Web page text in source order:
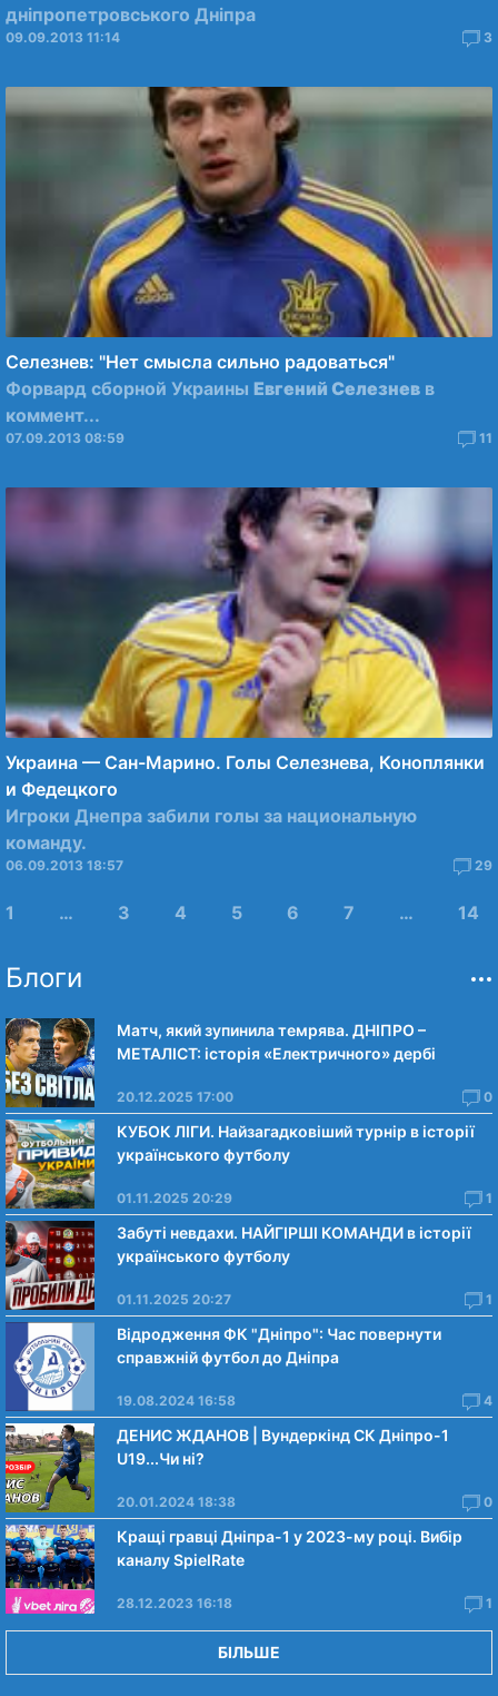
дніпропетровського Дніпра
09.09.2013 11:14 3
Селезнев: "Нет смысла сильно радоваться"
Форвард сборной Украины Евгений Селезнев в
коммент...
07.09.2013 08:59 11
Украина — Сан-Марино. Голы Селезнева, Коноплянки
и Федецкого
Игроки Днепра забили голы за национальную
команду.
06.09.2013 18:57 29
1 … 3 4 5 6 7 … 14
Блоги
Матч, який зупинила темрява. ДНІПРО –
МЕТАЛІСТ: історія «Електричного» дербі
20.12.2025 17:00 0
КУБОК ЛІГИ. Найзагадковіший турнір в історії
українського футболу
01.11.2025 20:29 1
Забуті невдахи. НАЙГІРШІ КОМАНДИ в історії
українського футболу
01.11.2025 20:27 1
Відродження ФК "Дніпро": Час повернути
справжній футбол до Дніпра
19.08.2024 16:58 4
ДЕНИС ЖДАНОВ | Вундеркінд СК Дніпро-1
U19...Чи нi?
20.01.2024 18:38 0
Кращі гравці Дніпра-1 у 2023-му році. Вибiр
каналу SpielRate
28.12.2023 16:18 1
БІЛЬШЕ